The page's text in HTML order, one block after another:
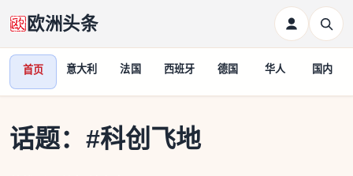
欧洲头条
首页 意大利 法国 西班牙 德国 华人 国内
话题： #科创飞地